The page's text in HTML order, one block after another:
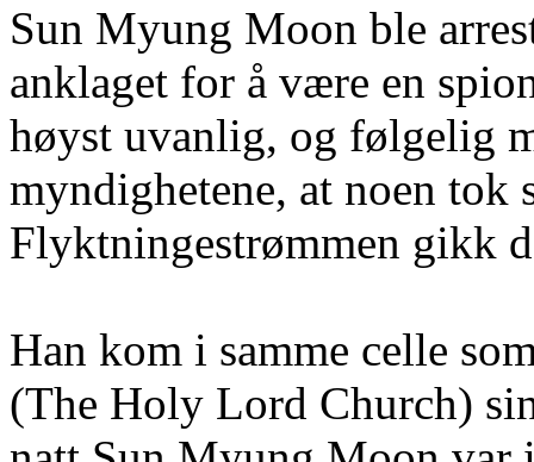
Sun Myung Moon ble
anklaget for å være en
høyst uvanlig, og følgelig
myndighetene, at noen tok
Flyktningestrømmen gikk
Han kom i samme celle
(The Holy Lord Church)